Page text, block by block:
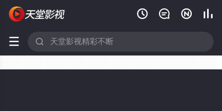
   
 